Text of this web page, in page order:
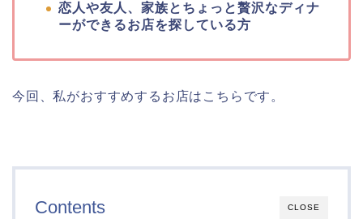
恋人や友人、家族とちょっと贅沢なディナ
ーができるお店を探している方
今回、私がおすすめするお店はこちらです。
CLOSE
Contents